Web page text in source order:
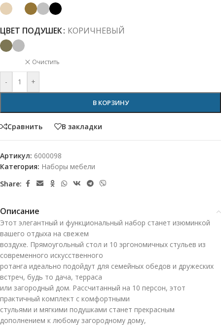
ЦВЕТ ПОДУШЕК КОРИЧНЕВЫЙ
Очистить
- +
В КОРЗИНУ
Сравнить В закладки
Артикул: 6000098
Категория: Наборы мебели
Share:
Описание
Этот элегантный и функциональный набор станет изюминкой
вашего отдыха на свежем
воздухе. Прямоугольный стол и 10 эргономичных стульев из
современного искусственного
ротанга идеально подойдут для семейных обедов и дружеских
встреч, будь то дача, терраса
или загородный дом. Рассчитанный на 10 персон, этот
практичный комплект с комфортными
стульями и мягкими подушками станет прекрасным
дополнением к любому загородному дому,